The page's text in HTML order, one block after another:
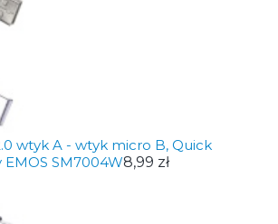
wtyk A - wtyk micro B, Quick
EMOS SM7004W8,99 zł